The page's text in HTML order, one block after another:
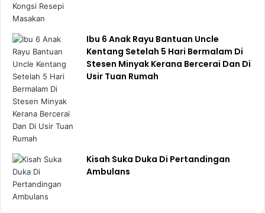
Ibu 6 Anak Rayu Bantuan Uncle
Kentang Setelah 5 Hari Bermalam Di
Stesen Minyak Kerana Bercerai Dan Di
Usir Tuan Rumah
Kisah Suka Duka Di Pertandingan
Ambulans